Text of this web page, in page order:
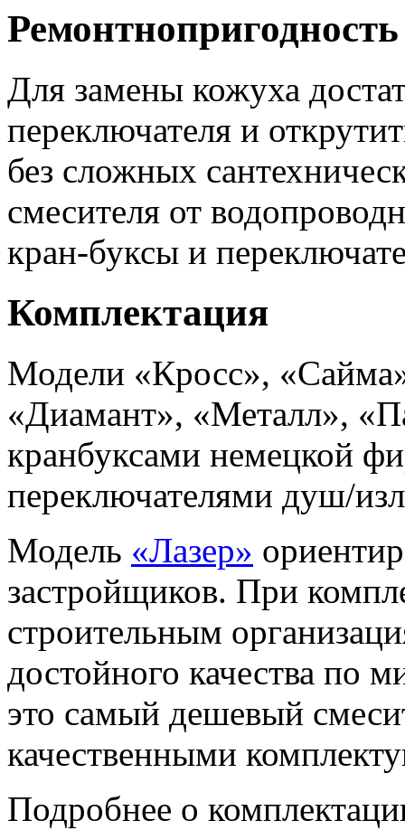
Ремонтнопригодность
Для замены кожуха
переключателя и
без сложных
смесителя от
кран-буксы и
Комплектация
Модели «Кросс»,
«Диамант», «Металл»,
кранбуксами немецкой
переключателями душ/
Модель «Лазер»
застройщиков. При
строительным
достойного качества по
это самый дешевый
качественными
Подробнее о